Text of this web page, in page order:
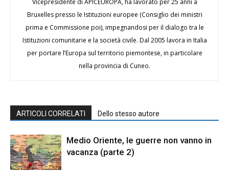
Vicepresidente di APICEUROPA, ha lavorato per 25 anni a
Bruxelles presso le Istituzioni europee (Consiglio dei ministri
prima e Commissione poi), impegnandosi per il dialogo tra le
Istituzioni comunitarie e la società civile. Dal 2005 lavora in Italia
per portare l’Europa sul territorio piemontese, in particolare
nella provincia di Cuneo.
ARTICOLI CORRELATI Dello stesso autore
Medio Oriente, le guerre non vanno in
vacanza (parte 2)